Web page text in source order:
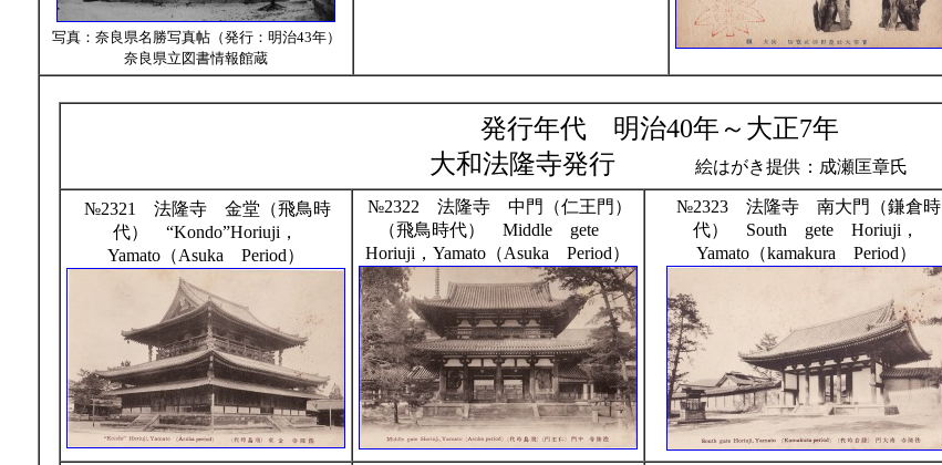
写真：奈良県名勝写真帖（発行：明治43年）
奈良県立図書情報館蔵
発行年代 明治40年～大正7年
大和法隆寺発行
絵はがき提供：成瀬匡章氏
№2321 法隆寺 金堂（飛鳥時
代） “Kondo”Horiuji，
Yamato（Asuka Period）
№2322 法隆寺 中門（仁王門）
（飛鳥時代） Middle gete
Horiuji，Yamato（Asuka Period）
№2323 法隆寺 南大門（鎌倉時
代） South gete Horiuji，
Yamato（kamakura Period）